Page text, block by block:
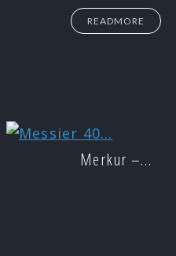
READMORE
Merkur –…